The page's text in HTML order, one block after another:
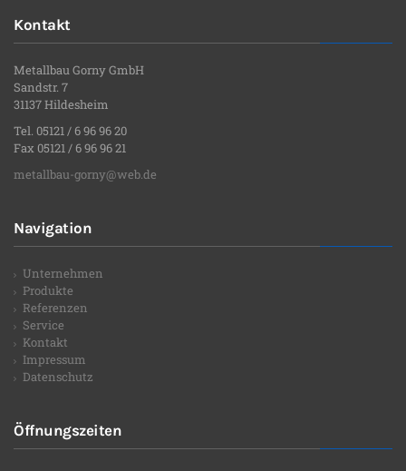
Kontakt
Metallbau Gorny GmbH
Sandstr. 7
31137 Hildesheim
Tel. 05121 / 6 96 96 20
Fax 05121 / 6 96 96 21
metallbau-gorny@web.de
Navigation
Unternehmen
Produkte
Referenzen
Service
Kontakt
Impressum
Datenschutz
Öffnungszeiten